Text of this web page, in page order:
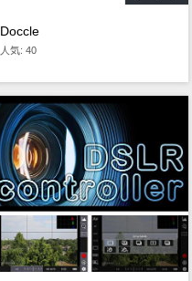
Doccle
人気: 40